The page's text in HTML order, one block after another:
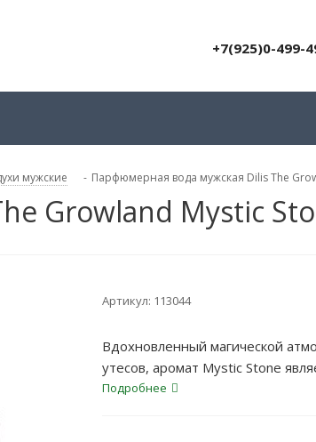
+7(925)0-499-
мужские - Парфюмерная вода мужская Dilis The
Growland Mystic
Артикул: 113044
Вдохновленный магической
утесов, аромат Mystic Stone
Подробнее